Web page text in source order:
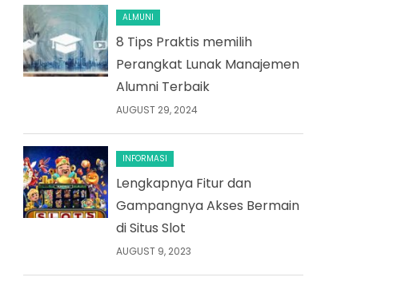
ALMUNI
8 Tips Praktis memilih
Perangkat Lunak Manajemen
Alumni Terbaik
AUGUST 29, 2024
INFORMASI
Lengkapnya Fitur dan
Gampangnya Akses Bermain
di Situs Slot
AUGUST 9, 2023